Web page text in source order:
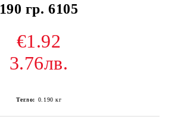
190 гр. 6105
€1.92
3.76лв.
Тегло: 0.190 кг